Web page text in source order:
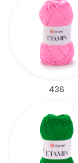
436